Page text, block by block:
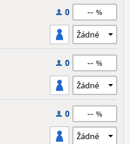
0 --
0 --
0 --